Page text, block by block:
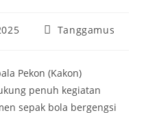
PostTanggamus
Pekon (Kakon)
penuh kegiatan
sepak bola bergengsi